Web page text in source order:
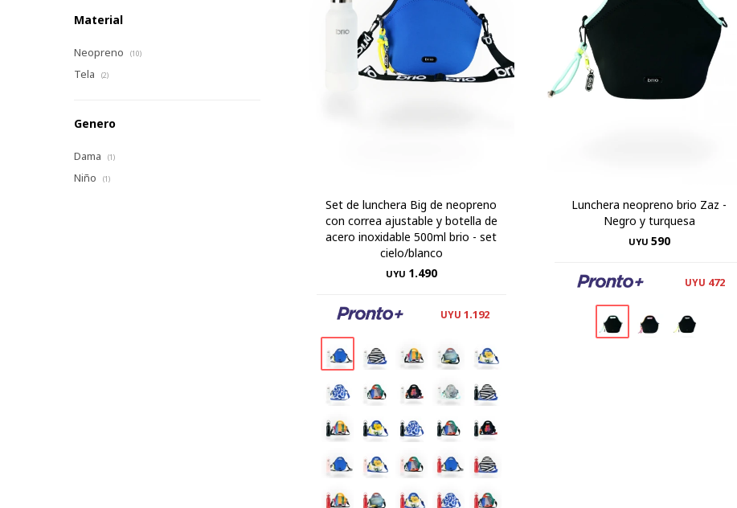
Set de lunchera Big de neopreno
con correa ajustable y botella de
acero inoxidable 500ml brio - set
cielo/blanco
UYU 1.490
UYU 1.192
Lunchera neopreno brio Zaz -
Negro y turquesa
UYU 590
UYU 472
Material
Neopreno (10)
Tela (2)
Genero
Dama (1)
Niño (1)